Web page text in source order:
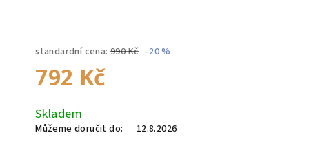
standardní cena: 990 Kč –20 %
792 Kč
cena:
Skladem
Můžeme doručit do: 12.8.2026